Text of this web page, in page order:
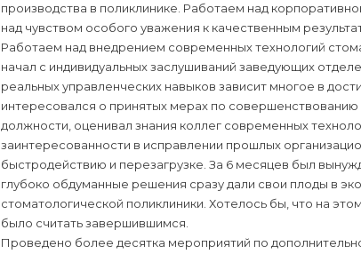
производства в поликлинике. Работаем над
над чувством особого уважения к качественным
Работаем над внедрением современных технологий
начал с индивидуальных заслушиваний заведующих
реальных управленческих навыков зависит многое в
интересовался о принятых мерах по
должности, оценивал знания коллег современных
заинтересованности в исправлении прошлых
быстродействию и перезагрузке. За 6 месяцев был
глубоко обдуманные решения сразу дали свои плоды в
стоматологической поликлиники. Хотелось бы, что на
было считать завершившимся.
Проведено более десятка мероприятий по